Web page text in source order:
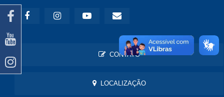
CONTATO
LOCALIZAÇÃO